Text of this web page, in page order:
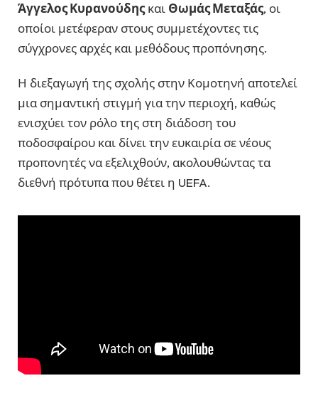
Άγγελος Κυρανούδηςκαι Θωμάς Μεταξάς, οι
οποίοι μετέφεραν στους συμμετέχοντες τις
σύγχρονες αρχές και μεθόδους προπόνησης.
Η διεξαγωγή της σχολής στην Κομοτηνή αποτελεί
μια σημαντική στιγμή για την περιοχή, καθώς
ενισχύει τον ρόλο της στη διάδοση του
ποδοσφαίρου και δίνει την ευκαιρία σε νέους
προπονητές να εξελιχθούν, ακολουθώντας τα
διεθνή πρότυπα που θέτει η UEFA.